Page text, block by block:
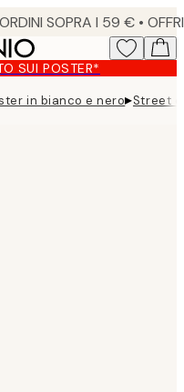
SUI POSTER*
in bianco e nero▸Street